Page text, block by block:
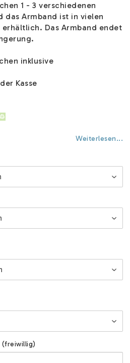
1 - 3 verschiedenen
das Armband ist in vielen
Das Armband endet
inklusive
Kasse
Weiterlesen...
(freiwillig)